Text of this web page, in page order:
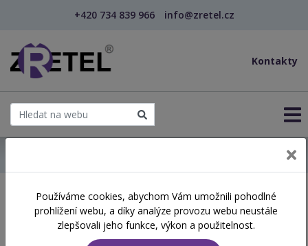
+420 734 839 966 info@zretel.cz
Kontakty
Školení začínající 11. 05.
2026
Používáme cookies, abychom Vám umožnili pohodlné
prohlížení webu, a díky analýze provozu webu neustále
zlepšovali jeho funkce, výkon a použitelnost.